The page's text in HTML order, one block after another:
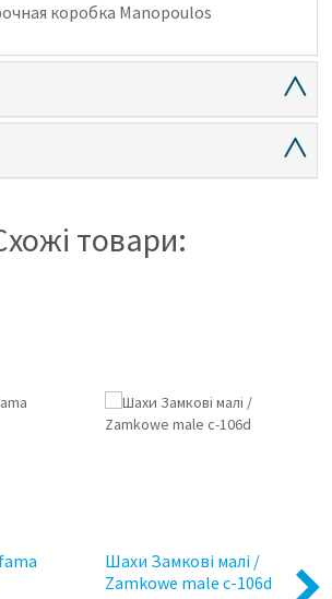
коробка Manopoulos
товари:
Шахи Замкові малі /
Zamkowe male c-106d
Next